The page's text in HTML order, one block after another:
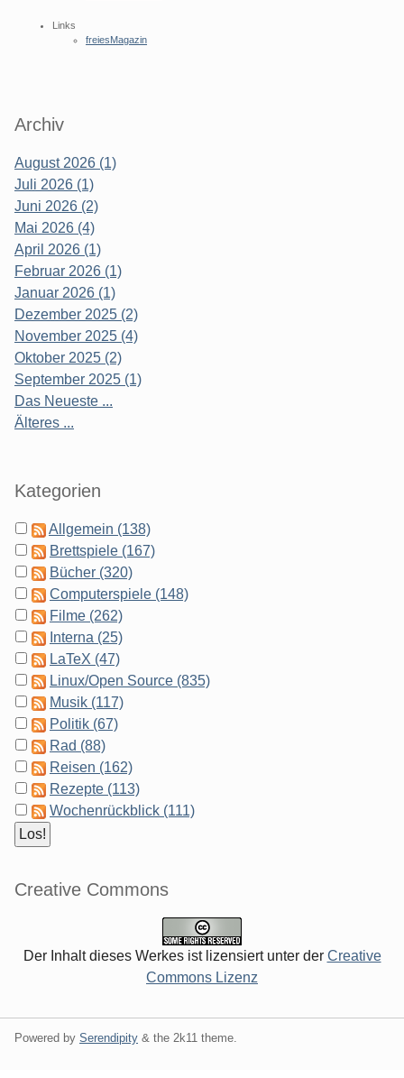
Links
freiesMagazin
Archiv
August 2026 (1)
Juli 2026 (1)
Juni 2026 (2)
Mai 2026 (4)
April 2026 (1)
Februar 2026 (1)
Januar 2026 (1)
Dezember 2025 (2)
November 2025 (4)
Oktober 2025 (2)
September 2025 (1)
Das Neueste ...
Älteres ...
Kategorien
Allgemein (138)
Brettspiele (167)
Bücher (320)
Computerspiele (148)
Filme (262)
Interna (25)
LaTeX (47)
Linux/Open Source (835)
Musik (117)
Politik (67)
Rad (88)
Reisen (162)
Rezepte (113)
Wochenrückblick (111)
Creative Commons
Der Inhalt dieses Werkes ist lizensiert unter der Creative
Commons Lizenz
Powered by Serendipity & the 2k11 theme.